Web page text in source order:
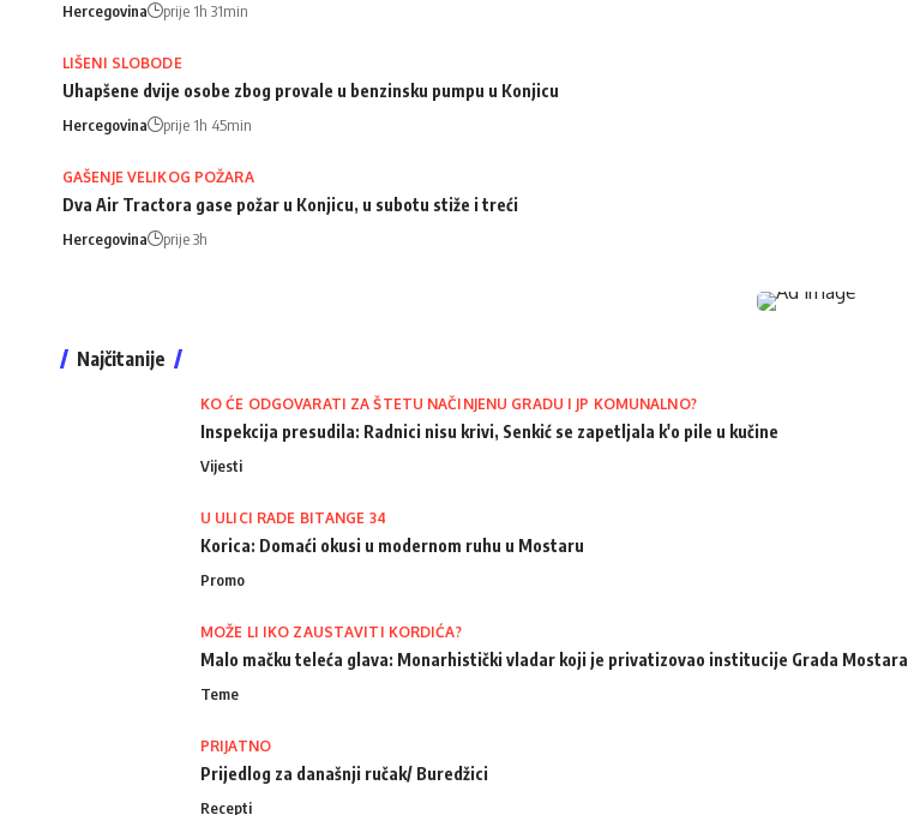
Hercegovina prije 1h 31min
LIŠENI SLOBODE
Uhapšene dvije osobe zbog provale u benzinsku pumpu u Konjicu
Hercegovina prije 1h 45min
GAŠENJE VELIKOG POŽARA
Dva Air Tractora gase požar u Konjicu, u subotu stiže i treći
Hercegovina prije 3h
Najčitanije
KO ĆE ODGOVARATI ZA ŠTETU NAČINJENU GRADU I JP KOMUNALNO?
Inspekcija presudila: Radnici nisu krivi, Senkić se zapetljala k'o pile u kučine
Vijesti
U ULICI RADE BITANGE 34
Korica: Domaći okusi u modernom ruhu u Mostaru
Promo
MOŽE LI IKO ZAUSTAVITI KORDIĆA?
Malo mačku teleća glava: Monarhistički vladar koji je privatizovao institucije Grada Mostara
Teme
PRIJATNO
Prijedlog za današnji ručak/ Buredžici
Recepti